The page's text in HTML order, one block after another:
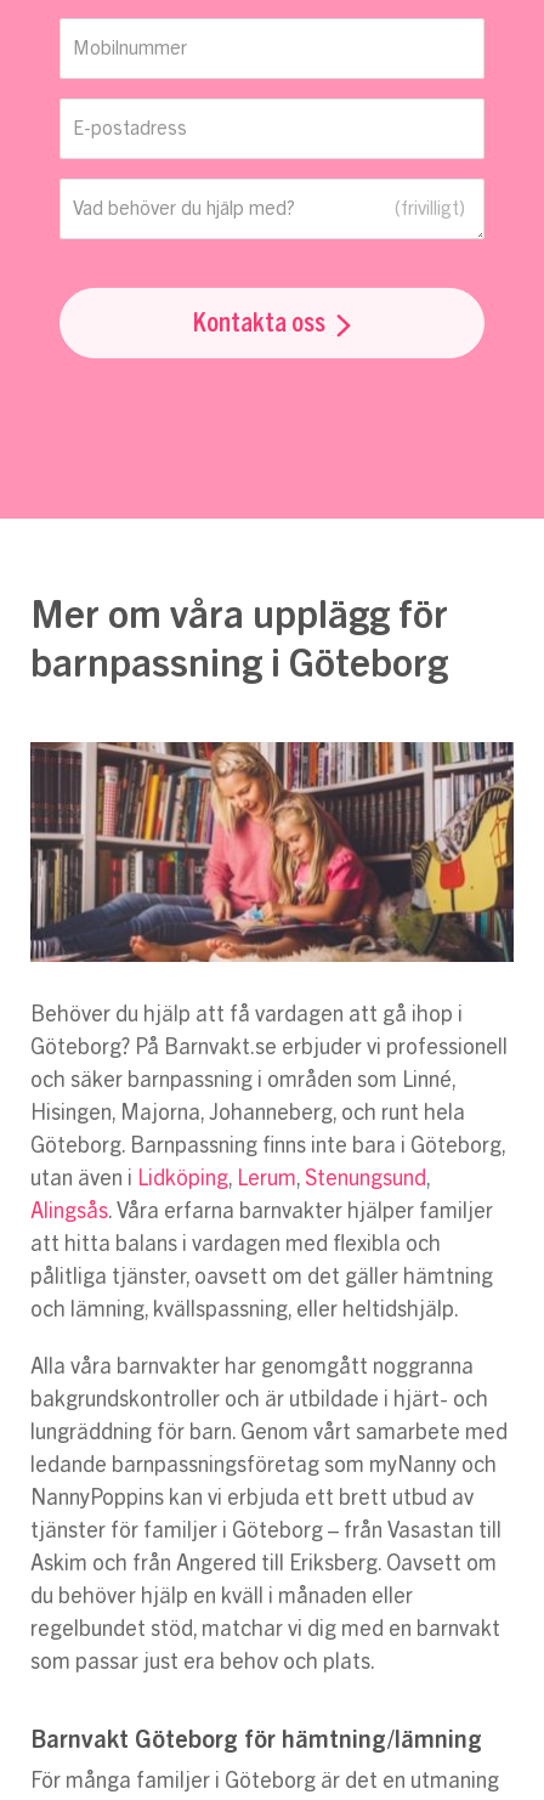
Mobilnummer
E-postadress
Vad behöver du hjälp med?
Kontakta oss
Mer om våra upplägg för
barnpassning i Göteborg
Behöver du hjälp att få vardagen att gå ihop i
Göteborg? På Barnvakt.se erbjuder vi professionell
och säker barnpassning i områden som Linné,
Hisingen, Majorna, Johanneberg, och runt hela
Göteborg. Barnpassning finns inte bara i Göteborg,
utan även i Lidköping, Lerum, Stenungsund,
Alingsås. Våra erfarna barnvakter hjälper familjer
att hitta balans i vardagen med flexibla och
pålitliga tjänster, oavsett om det gäller hämtning
och lämning, kvällspassning, eller heltidshjälp.
Alla våra barnvakter har genomgått noggranna
bakgrundskontroller och är utbildade i hjärt- och
lungräddning för barn. Genom vårt samarbete med
ledande barnpassningsföretag som myNanny och
NannyPoppins kan vi erbjuda ett brett utbud av
tjänster för familjer i Göteborg – från Vasastan till
Askim och från Angered till Eriksberg. Oavsett om
du behöver hjälp en kväll i månaden eller
regelbundet stöd, matchar vi dig med en barnvakt
som passar just era behov och plats.
Barnvakt Göteborg för hämtning/lämning
För många familjer i Göteborg är det en utmaning